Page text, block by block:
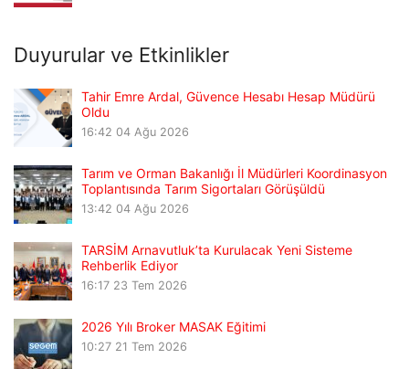
Duyurular ve Etkinlikler
Tahir Emre Ardal, Güvence Hesabı Hesap Müdürü
Oldu
16:42 04 Ağu 2026
Tarım ve Orman Bakanlığı İl Müdürleri Koordinasyon
Toplantısında Tarım Sigortaları Görüşüldü
13:42 04 Ağu 2026
TARSİM Arnavutluk’ta Kurulacak Yeni Sisteme
Rehberlik Ediyor
16:17 23 Tem 2026
2026 Yılı Broker MASAK Eğitimi
10:27 21 Tem 2026